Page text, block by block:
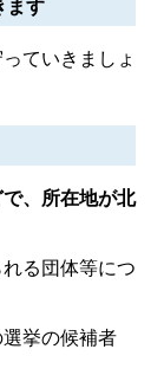
す
ていきましょ
、所在地が北
る団体等につ
挙の候補者